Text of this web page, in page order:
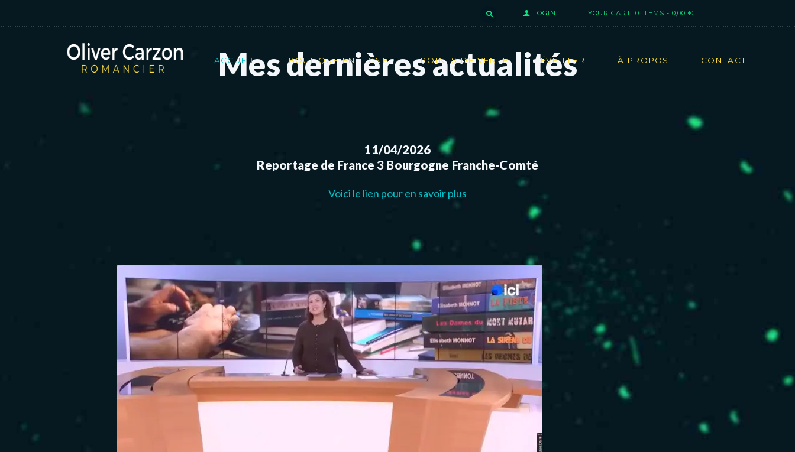
LOGIN YOUR CART: 0 ITEMS - 0,00 €
ACCUEIL BOUTIQUE EN LIGNE POINTS DE VENTE ÉVEILLER À PROPOS CONTACT
Mes dernières actualités
11/04/2026
Reportage de France 3 Bourgogne Franche-Comté
Voici le lien pour en savoir plus